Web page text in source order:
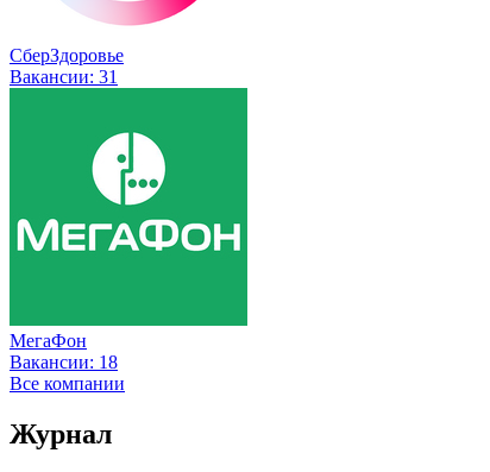
СберЗдоровье
Вакансии: 31
МегаФон
Вакансии: 18
Все компании
Журнал